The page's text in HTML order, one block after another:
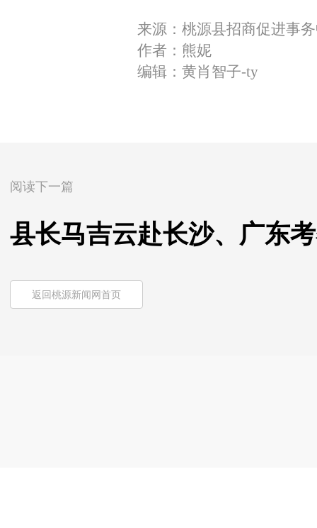
来源：桃源县招商促进事
作者：熊妮
编辑：黄肖智子-ty
阅读下一篇
县长马吉云赴长沙、广东
返回桃源新闻网首页